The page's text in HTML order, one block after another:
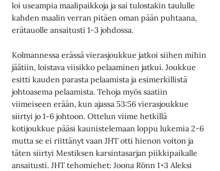
loi useampia maalipaikkoja ja sai tulostakin taululle
kahden maalin verran pitäen oman pään puhtaana,
erätauolle ansaitusti 1-3 johdossa.
Kolmannessa erässä vierasjoukkue jatkoi siihen mihin
jäätiin, loistava viisikko pelaaminen jatkui. Joukkue
esitti kauden parasta pelaamista ja esimerkillistä
johtoasema pelaamista. Tehoja myös saatiin
viimeiseen erään, kun ajassa 53:56 vierasjoukkue
siirtyi jo 1-6 johtoon. Ottelun viime hetkillä
kotijoukkue pääsi kaunistelemaan loppu lukemia 2-6
mutta se ei riittänyt vaan JHT otti hienon voiton ja
täten siirtyi Mestiksen karsintasarjan piikkipaikalle
ansaitusti. JHT tehomiehet: Joona Rönn 1+3 Aleksi